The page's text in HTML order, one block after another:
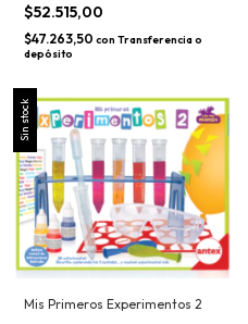
$52.515,00
$47.263,50 con Transferencia o
depósito
Sin stock
Mis Primeros Experimentos 2